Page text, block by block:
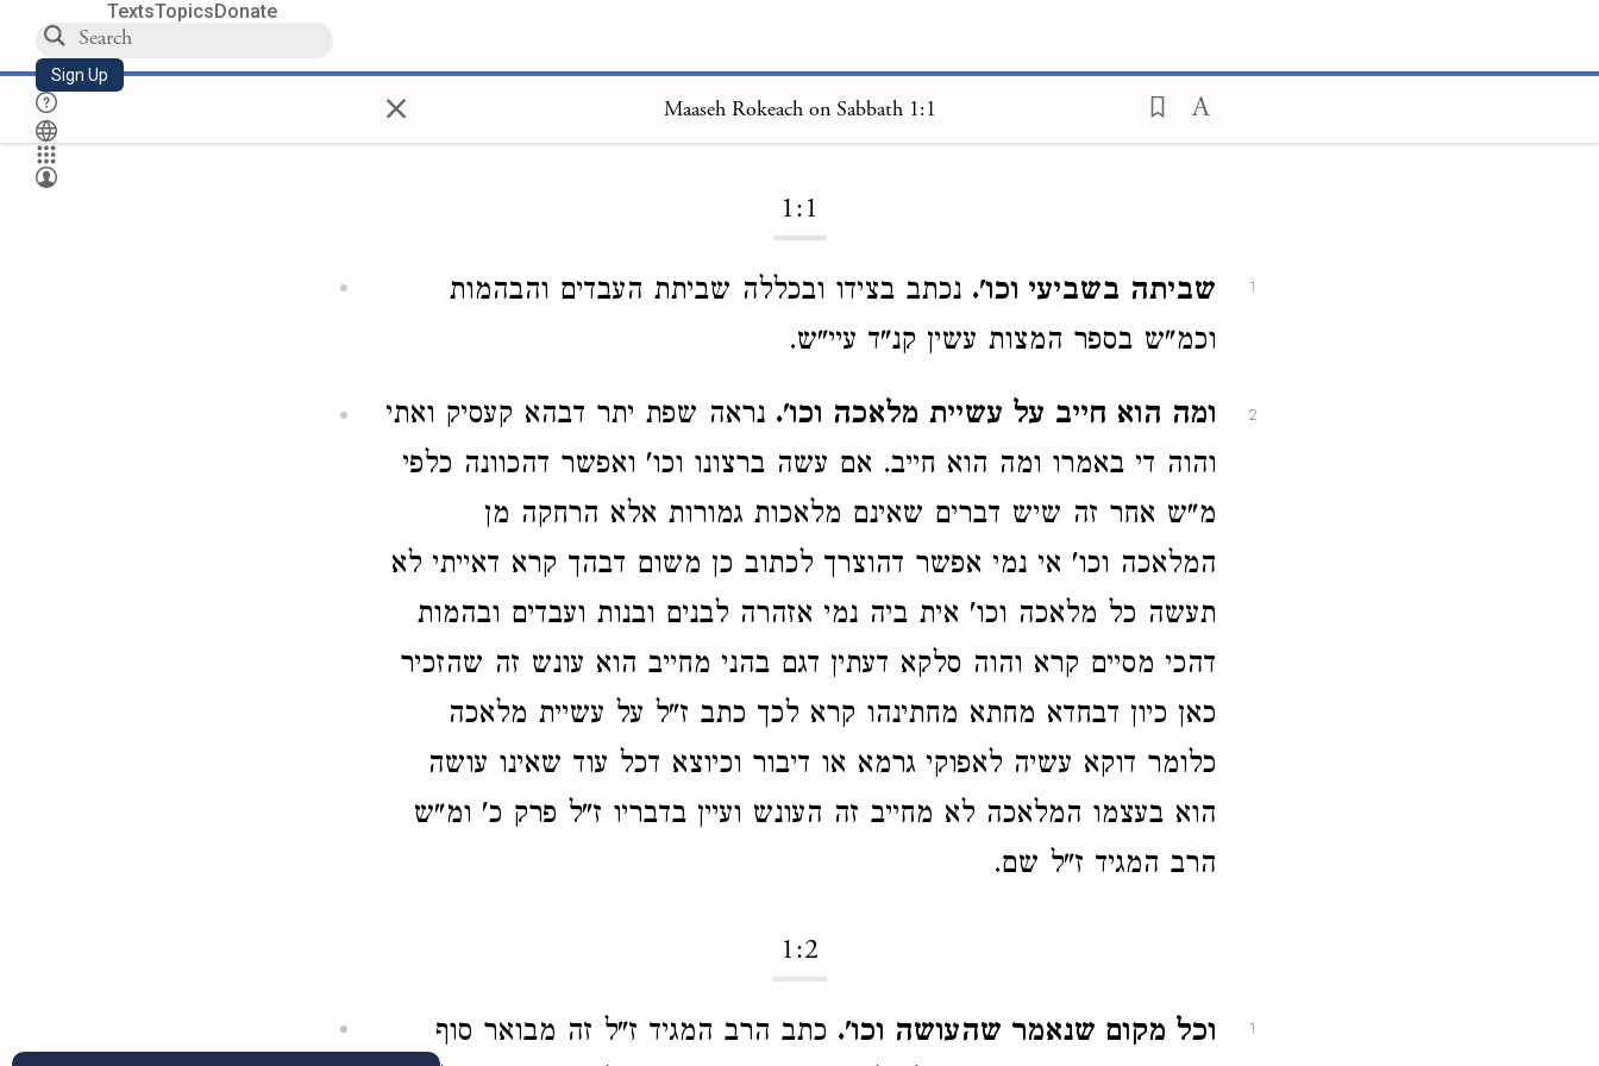
TextsTopicsDonate
Sign Up × Maaseh Rokeach on Sabbath 1:1
Maaseh Rokeach on Sabbath
1:1
1 שביתה בשביעי וכו'. נכתב בצידו ובכללה שביתת העבדים והבהמות
וכמ"ש בספר המצות עשין קנ"ד עיי"ש.
2 ומה הוא חייב על עשיית מלאכה וכו'. נראה שפת יתר דבהא קעסיק ואתי
והוה די באמרו ומה הוא חייב. אם עשה ברצונו וכו' ואפשר דהכוונה כלפי
מ"ש אחר זה שיש דברים שאינם מלאכות גמורות אלא הרחקה מן
המלאכה וכו' אי נמי אפשר דהוצרך לכתוב כן משום דבהך קרא דאייתי לא
תעשה כל מלאכה וכו' אית ביה נמי אזהרה לבנים ובנות ועבדים ובהמות
דהכי מסיים קרא והוה סלקא דעתין דגם בהני מחייב הוא עונש זה שהזכיר
כאן כיון דבחדא מחתא מחתינהו קרא לכך כתב ז"ל על עשיית מלאכה
כלומר דוקא עשיה לאפוקי גרמא או דיבור וכיוצא דכל עוד שאינו עושה
הוא בעצמו המלאכה לא מחייב זה העונש ועיין בדבריו ז"ל פרק כ' ומ"ש
הרב המגיד ז"ל שם.
1:2
1 וכל מקום שנאמר שהעושה וכו'. כתב הרב המגיד ז"ל זה מבואר סוף